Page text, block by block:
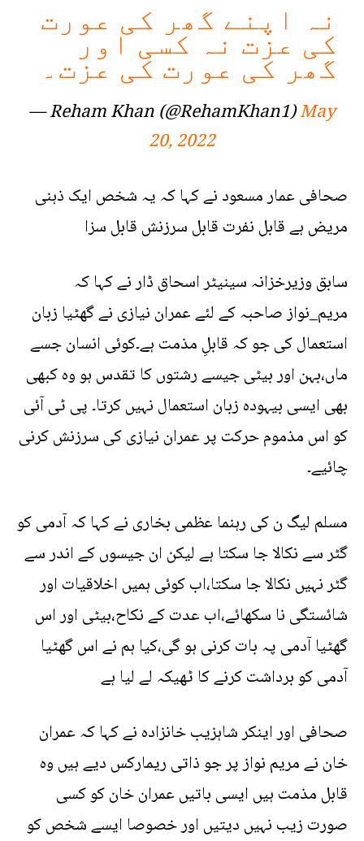
نہ اپنے گھر کی عورت
کی عزت نہ کسی اور
گھر کی عورت کی عزت۔
— Reham Khan (@RehamKhan1)May
20, 2022
صحافی عمار مسعود نے کہا کہ یہ شخص ایک ذہنی
مریض ہے قابل نفرت قابل سرزنش قابل سزا
سابق وزیرخزانہ سینیٹر اسحاق ڈار نے کہا کہ
مریم_نواز صاحبہ کے لئے عمران نیازی نے گھٹیا زبان
استعمال کی جو کہ قابلِ مذمت ہے۔کوئی انسان جسے
ماں،بہن اور بیٹی جیسے رشتوں کا تقدس ہو وہ کبھی
بھی ایسی بیہودہ زبان استعمال نہیں کرتا۔ پی ٹی آئی
کو اس مذموم حرکت پر عمران نیازی کی سرزنش کرنی
چائیے۔
مسلم لیگ ن کی رہنما عظمی بخاری نے کہا کہ آدمی کو
گٹر سے نکالا جا سکتا ہے لیکن ان جیسوں کے اندر سے
گٹر نہیں نکالا جا سکتا،اب کوئی ہمیں اخلاقیات اور
شائستگی نا سکھائے،اب عدت کے نکاح،بیٹی اور اس
گھٹیا آدمی پہ بات کرنی ہو گی،کیا ہم نے اس گھٹیا
آدمی کو برداشت کرنے کا ٹھیکہ لے لیا ہے
صحافی اور اینکر شاہزیب خانزادہ نے کہا کہ عمران
خان نے مریم نواز پر جو ذاتی ریمارکس دیے ہیں وہ
قابل مذمت ہیں ایسی باتیں عمران خان کو کسی
صورت زیب نہیں دیتیں اور خصوصا ایسے شخص کو